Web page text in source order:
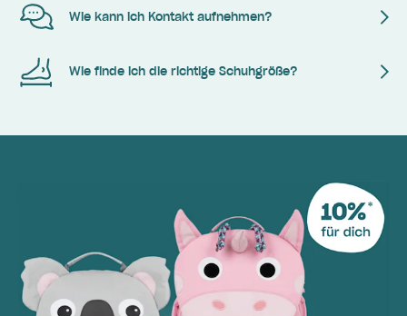
Wie kann ich Kontakt aufnehmen?
Wie finde ich die richtige Schuhgröße?